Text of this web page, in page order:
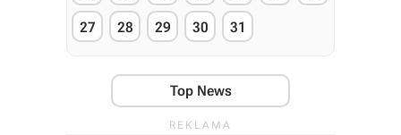
27 28 29 30 31
Top News